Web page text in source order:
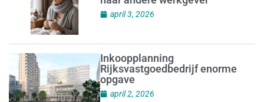
april 3, 2026
Inkoopplanning
Rijksvastgoedbedrijf enorme
opgave
april 2, 2026